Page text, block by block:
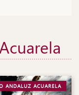
ANDALUZ ACUARELA